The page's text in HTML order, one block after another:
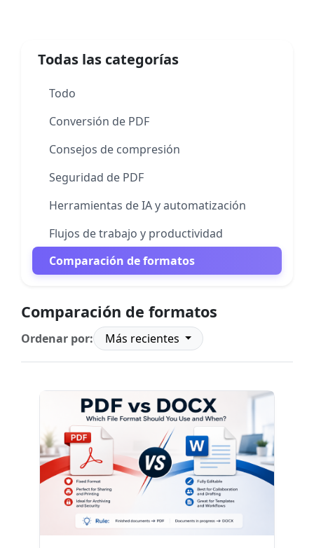
Todas las categorías
Todo
Conversión de PDF
Consejos de compresión
Seguridad de PDF
Herramientas de IA y automatización
Flujos de trabajo y productividad
Comparación de formatos
Comparación de formatos
Ordenar por: Más recientes